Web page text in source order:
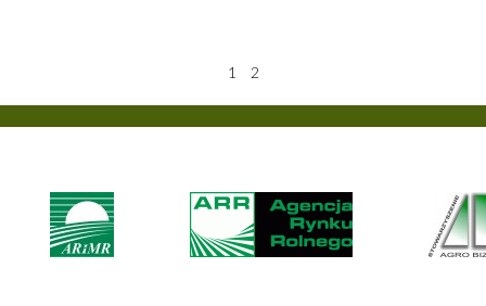
1 2